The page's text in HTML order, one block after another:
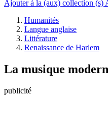
Ajouter à la (aux) collection (s)
Humanités
Langue anglaise
Littérature
Renaissance de Harlem
La musique
publicité